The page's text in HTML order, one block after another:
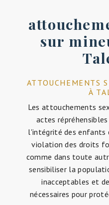
sur
ATTOUCHEMENTS
À
Les attouchements
actes
l'intégrité des enfants
violation des droits
comme dans toute
sensibiliser la
inacceptables et
nécessaires pour